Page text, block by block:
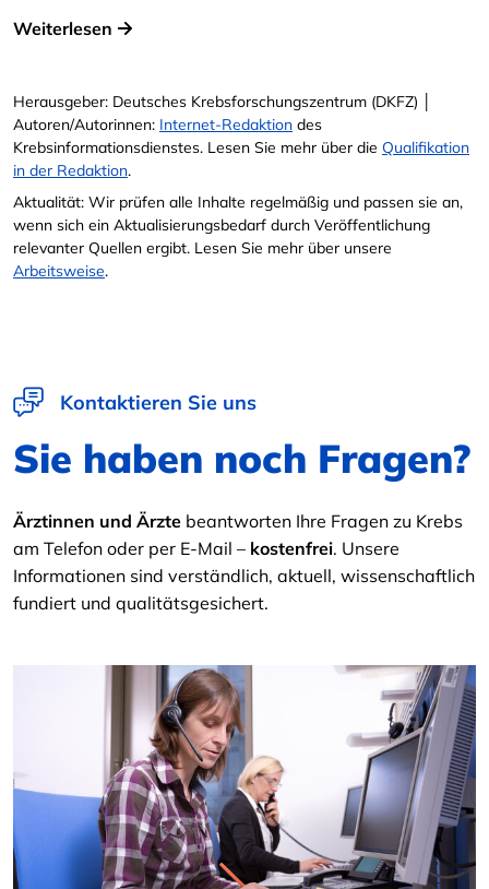
Weiterlesen
Herausgeber: Deutsches Krebsforschungszentrum (DKFZ) │
Autoren/Autorinnen: Internet-Redaktion des
Krebsinformationsdienstes. Lesen Sie mehr über die Qualifikation
in der Redaktion.
Aktualität: Wir prüfen alle Inhalte regelmäßig und passen sie an,
wenn sich ein Aktualisierungsbedarf durch Veröffentlichung
relevanter Quellen ergibt. Lesen Sie mehr über unsere
Arbeitsweise.
Kontaktieren Sie uns
Sie haben noch Fragen?
Ärztinnen und Ärzte beantworten Ihre Fragen zu Krebs
am Telefon oder per E-Mail – kostenfrei. Unsere
Informationen sind verständlich, aktuell, wissenschaftlich
fundiert und qualitätsgesichert.